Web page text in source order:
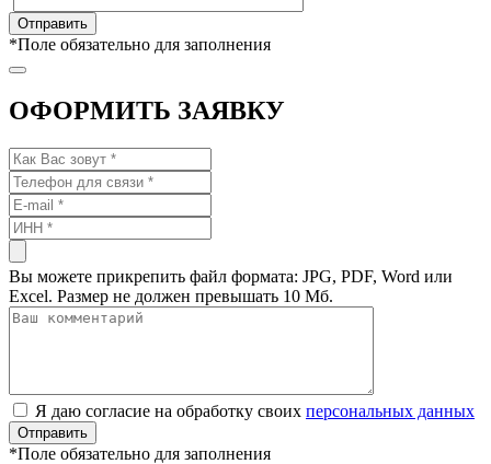
*Поле обязательно для заполнения
ОФОРМИТЬ ЗАЯВКУ
Вы можете прикрепить файл формата: JPG, PDF, Word или
Excel. Размер не должен превышать 10 Мб.
Я даю согласие на обработку своих персональных данных
*Поле обязательно для заполнения